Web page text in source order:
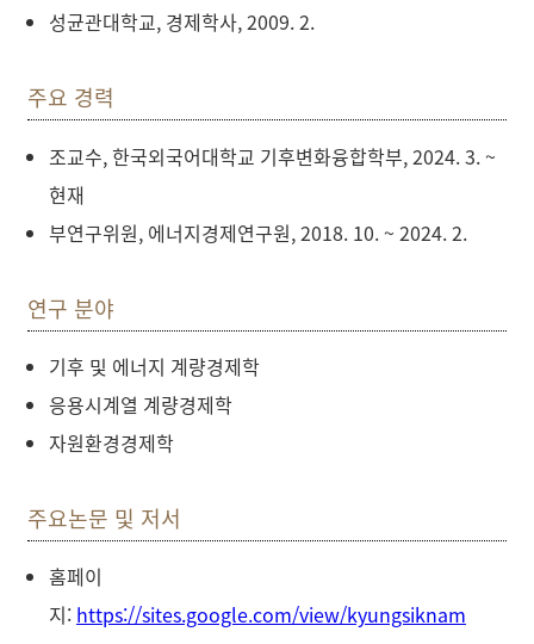
성균관대학교, 경제학사, 2009. 2.
주요 경력
조교수, 한국외국어대학교 기후변화융합학부, 2024. 3. ~
현재
부연구위원, 에너지경제연구원, 2018. 10. ~ 2024. 2.
연구 분야
기후 및 에너지 계량경제학
응용시계열 계량경제학
자원환경경제학
주요논문 및 저서
홈페이
지: https://sites.google.com/view/kyungsiknam